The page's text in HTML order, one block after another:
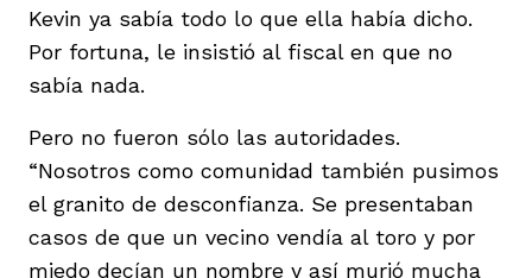
Kevin ya sabía todo lo que ella había dicho.
Por fortuna, le insistió al fiscal en que no
sabía nada.
Pero no fueron sólo las autoridades.
“Nosotros como comunidad también pusimos
el granito de desconfianza. Se presentaban
casos de que un vecino vendía al toro y por
miedo decían un nombre y así murió mucha